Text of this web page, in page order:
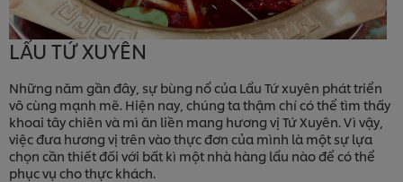
LẨU TỨ XUYÊN
Những năm gần đây, sự bùng nổ của Lẩu Tứ xuyên phát triển
vô cùng mạnh mẽ. Hiện nay, chúng ta thậm chí có thể tìm thấy
khoai tây chiên và mì ăn liền mang hương vị Tứ Xuyên. Vì vậy,
việc đưa hương vị trên vào thực đơn của mình là một sự lựa
chọn cần thiết đối với bất kì một nhà hàng lẩu nào để có thể
phục vụ cho thực khách.